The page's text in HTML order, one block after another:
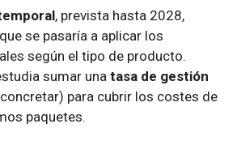
, prevista hasta 2028,
se pasaría a aplicar los
según el tipo de producto.
sumar unatasa de gestión
para cubrir los costes de
paquetes.